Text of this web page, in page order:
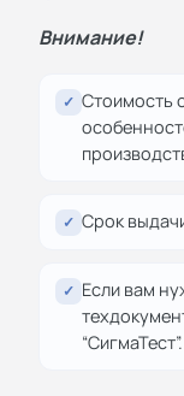
Внимание!
✓ Стоимость
✓ Срок
✓ Если вам
“СигмаТест”.